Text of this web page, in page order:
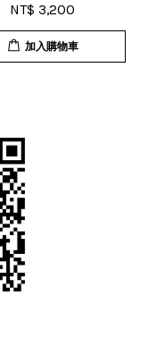
NT$ 3,200
加入購物車